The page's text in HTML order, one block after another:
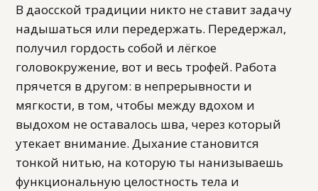
В даосской традиции никто не ставит задачу
надышаться или передержать. Передержал,
получил гордость собой и лёгкое
головокружение, вот и весь трофей. Работа
прячется в другом: в непрерывности и
мягкости, в том, чтобы между вдохом и
выдохом не оставалось шва, через который
утекает внимание. Дыхание становится
тонкой нитью, на которую ты нанизываешь
функциональную целостность тела и